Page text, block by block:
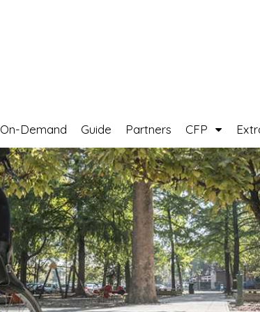
On-Demand Guide Partners CFP